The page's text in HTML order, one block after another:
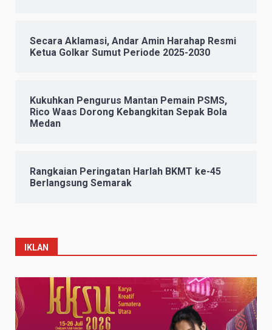
Secara Aklamasi, Andar Amin Harahap Resmi
Ketua Golkar Sumut Periode 2025-2030
Kukuhkan Pengurus Mantan Pemain PSMS,
Rico Waas Dorong Kebangkitan Sepak Bola
Medan
Rangkaian Peringatan Harlah BKMT ke-45
Berlangsung Semarak
IKLAN